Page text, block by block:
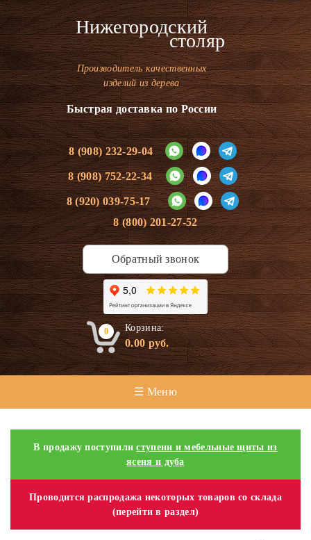
Нижегородский
столяр
Производитель качественных
изделий из дерева
Быстрая доставка по России
8 (908) 232-29-04
8 (908) 752-22-34
8 (920) 039-75-17
8 (800) 201-27-52
Обратный звонок
0 Корзина:
0.00руб.
☰ Меню
В продажу поступилиступени и мебельные щиты из
ясеня и дуба
Проводится распродажа некоторых товаров со склада
(перейти в раздел)